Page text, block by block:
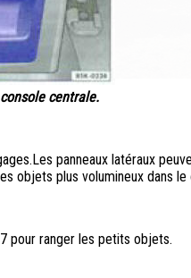
centrale.
panneaux latéraux
objets plus volumineux dans
pour ranger les petits objets.